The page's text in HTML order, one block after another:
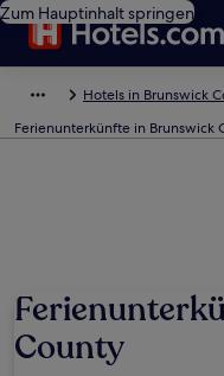
Zum Hauptinhalt springen
Hotels in Brunswick
Ferienunterkünfte in Brunswick
County